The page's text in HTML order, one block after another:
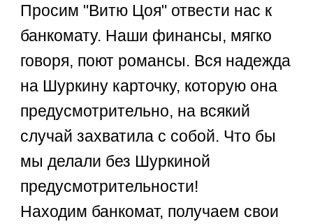
Просим "Витю Цоя" отвести нас к
банкомату. Наши финансы, мягко
говоря, поют романсы. Вся надежда
на Шуркину карточку, которую она
предусмотрительно, на всякий
случай захватила с собой. Что бы
мы делали без Шуркиной
предусмотрительности!
Находим банкомат, получаем свои